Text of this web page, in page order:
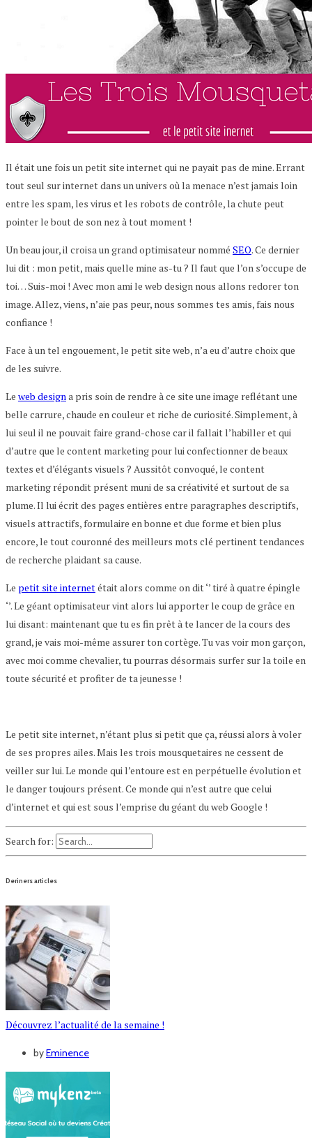
Il était une fois un petit site internet qui ne payait pas de mine. Errant
tout seul sur internet dans un univers où la menace n’est jamais loin
entre les spam, les virus et les robots de contrôle, la chute peut
pointer le bout de son nez à tout moment !
Un beau jour, il croisa un grand optimisateur nommé SEO. Ce dernier
lui dit : mon petit, mais quelle mine as-tu ? Il faut que l’on s’occupe de
toi… Suis-moi ! Avec mon ami le web design nous allons redorer ton
image. Allez, viens, n’aie pas peur, nous sommes tes amis, fais nous
confiance !
Face à un tel engouement, le petit site web, n’a eu d’autre choix que
de les suivre.
Le web designa pris soin de rendre à ce site une image reflétant une
belle carrure, chaude en couleur et riche de curiosité. Simplement, à
lui seul il ne pouvait faire grand-chose car il fallait l’habiller et qui
d’autre que le content marketing pour lui confectionner de beaux
textes et d’élégants visuels ? Aussitôt convoqué, le content
marketing répondit présent muni de sa créativité et surtout de sa
plume. Il lui écrit des pages entières entre paragraphes descriptifs,
visuels attractifs, formulaire en bonne et due forme et bien plus
encore, le tout couronné des meilleurs mots clé pertinent tendances
de recherche plaidant sa cause.
Le petit site internetétait alors comme on dit ‘’ tiré à quatre épingle
‘’. Le géant optimisateur vint alors lui apporter le coup de grâce en
lui disant: maintenant que tu es fin prêt à te lancer de la cours des
grand, je vais moi-même assurer ton cortège. Tu vas voir mon garçon,
avec moi comme chevalier, tu pourras désormais surfer sur la toile en
toute sécurité et profiter de ta jeunesse !
Le petit site internet, n’étant plus si petit que ça, réussi alors à voler
de ses propres ailes. Mais les trois mousquetaires ne cessent de
veiller sur lui. Le monde qui l’entoure est en perpétuelle évolution et
le danger toujours présent. Ce monde qui n’est autre que celui
d’internet et qui est sous l’emprise du géant du web Google !
Search for:
Deriners articles
Découvrez l’actualité de la semaine !
byEminence